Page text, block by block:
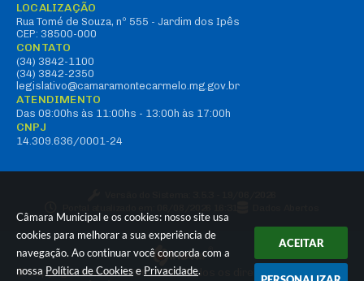
Câmara Municipal e os cookies: nosso site usa
cookies para melhorar a sua experiência de
navegação. Ao continuar você concorda com a
nossa Política de Cookies e Privacidade.
ACEITAR
LOCALIZAÇÃO
Rua Tomé de Souza, nº 555 - Jardim dos Ipês
CEP: 38500-000
CONTATO
(34) 3842-1100
(34) 3842-2350
legislativo@camaramontecarmelo.mg.gov.br
ATENDIMENTO
Das 08:00hs às 11:00hs - 13:00h às 17:00h
CNPJ
14.309.636/0001-24
© Copyright Instar - 2006-2026. Todos os direitos reservados -